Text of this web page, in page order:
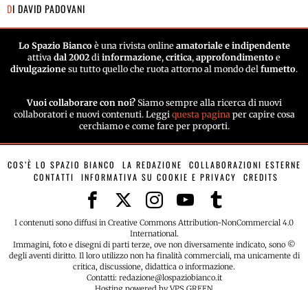
DI DAVID PADOVANI
Lo Spazio Biancoè una rivista online amatoriale e indipendente
attiva dal 2002 di informazione, critica, approfondimento e
divulgazione su tutto quello che ruota attorno al mondo del fumetto.
Vuoi collaborare con noi? Siamo sempre alla ricerca di nuovi
collaboratori e nuovi contenuti. Leggi questa pagina per capire cosa
cerchiamo e come fare per proporti.
COS’È LO SPAZIO BIANCO LA REDAZIONE
COLLABORAZIONI ESTERNE
CONTATTI
INFORMATIVA SU COOKIE E PRIVACY CREDITS
I contenuti sono diffusi in Creative Commons Attribution-NonCommercial 4.0
International.
Immagini, foto e disegni di parti terze, ove non diversamente indicato, sono ©
degli aventi diritto. Il loro utilizzo non ha finalità commerciali, ma unicamente di
critica, discussione, didattica o informazione.
Contatti: redazione@lospaziobianco.it